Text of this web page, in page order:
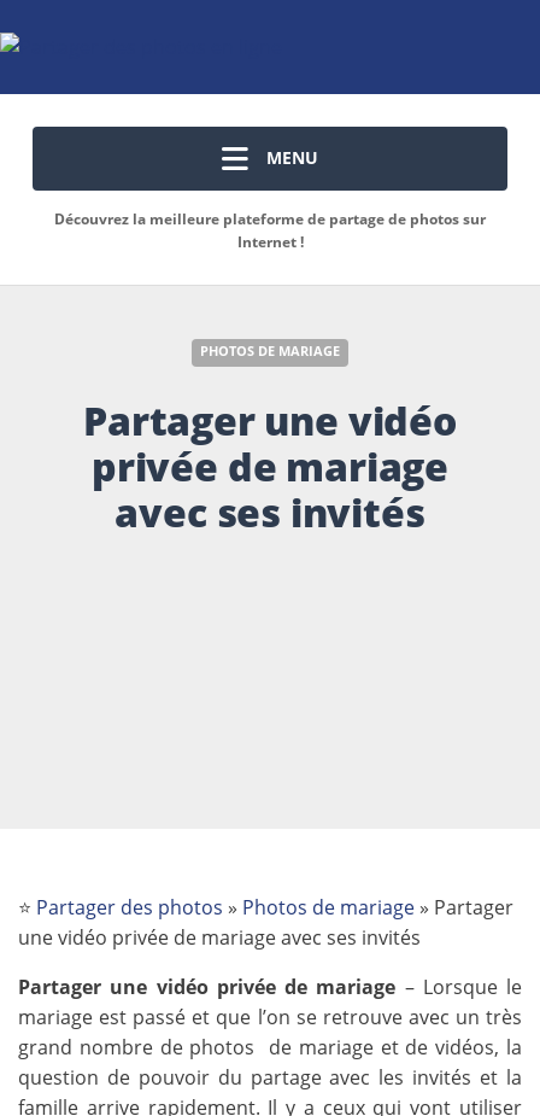
MENU
Découvrez la meilleure plateforme de partage de photos sur
Internet !
PHOTOS DE MARIAGE
Partager une vidéo
privée de mariage
avec ses invités
⭐ Partager des photos » Photos de mariage » Partager
une vidéo privée de mariage avec ses invités
Partager une vidéo privée de mariage – Lorsque le
mariage est passé et que l’on se retrouve avec un très
grand nombre de photos de mariage et de vidéos, la
question de pouvoir du partage avec les invités et la
famille arrive rapidement. Il y a ceux qui vont utiliser